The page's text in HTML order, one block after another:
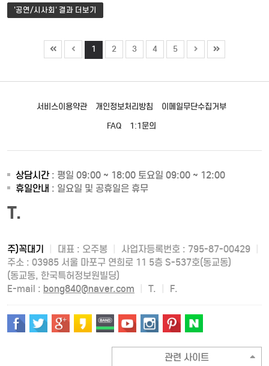
세금을 잡으려면 세율을 알아야 한다│정부의 세금 정책을 주목하라│
맞춤별로 처분 전략을 수립하자chapter…
'공연/시사회' 결과 더보기
1 2 3 4 5
서비스이용약관 개인정보처리방침
이메일무단수집거부
FAQ
1:1문의
상담시간: 평일 09:00 ~ 18:00 토요일 09:00 ~ 12:00
휴일안내 : 일요일 및 공휴일은 휴무
T.
주)꼭대기 대표 : 오주봉 사업자등록번호 : 795-87-00429
주소 : 03985 서울 마포구 연희로 11 5층 S-537호(동교동)
(동교동, 한국특허정보원빌딩)
E-mail : bong840@naver.com T. F.
관련 사이트